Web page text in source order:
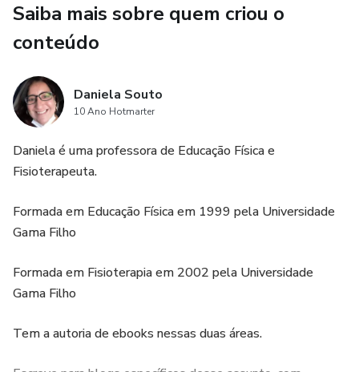
Modelos práticos de prescrição e acompanhamento
presencial ou online;
Princípios éticos e profissionais para quem atua com o
público feminino;
20 planos de Exercícios para vários objetivos
diferentes objetivos e perfis.
Profissionais e estudantes de Educação Física, Fisioterapia
entender profundamente o corpo feminino.
Saiba mais sobre quem criou o
conteúdo
Daniela Souto
10 Ano Hotmarter
Daniela é uma professora de Educação Física e
Fisioterapeuta.
Formada em Educação Física em 1999 pela Universidade
Gama Filho
Formada em Fisioterapia em 2002 pela Universidade
Gama Filho
Tem a autoria de ebooks nessas duas áreas.